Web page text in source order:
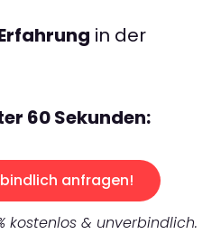
in der
60 Sekunden:
anfragen!
kostenlos & unverbindlich.